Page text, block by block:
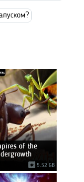
of the
5.52 GB